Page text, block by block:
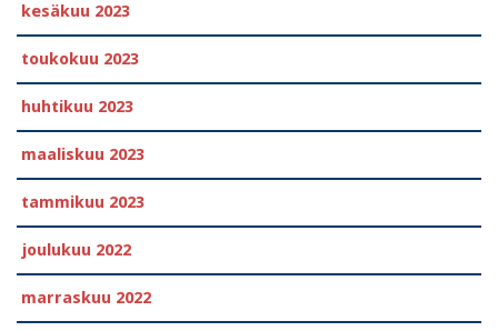
kesäkuu 2023
toukokuu 2023
huhtikuu 2023
maaliskuu 2023
tammikuu 2023
joulukuu 2022
marraskuu 2022